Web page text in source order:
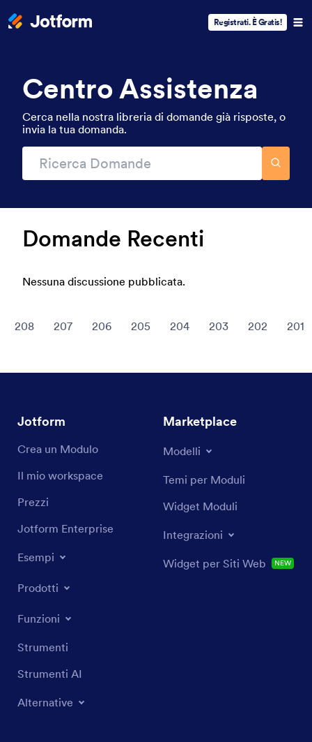
Registrati. È Gratis!
Centro Assistenza
Cerca nella nostra libreria di domande già risposte, o
invia la tua domanda.
Domande Recenti
Nessuna discussione pubblicata.
208 207 206 205 204 203 202 201
Jotform
Crea un Modulo
Il mio workspace
Prezzi
Jotform Enterprise
Esempi
Prodotti
Funzioni
Strumenti
Strumenti AI
Alternative
Marketplace
Modelli
Temi per Moduli
Widget Moduli
Integrazioni
Widget per Siti Web NEW